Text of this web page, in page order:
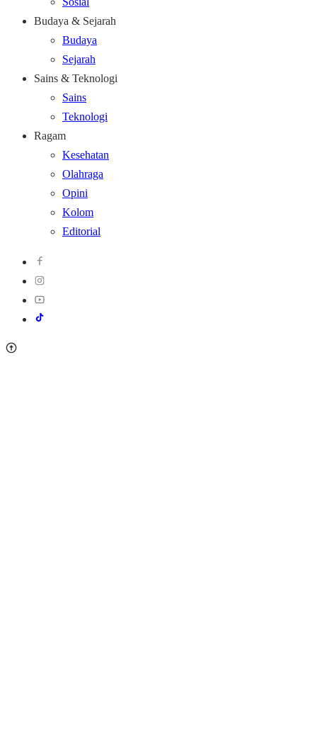
Budaya & Sejarah
Budaya
Sejarah
Sains & Teknologi
Sains
Teknologi
Ragam
Kesehatan
Olahraga
Opini
Kolom
Editorial